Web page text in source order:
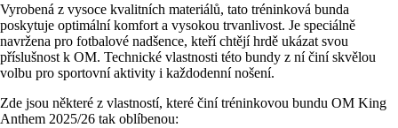
Vyrobená z vysoce kvalitních materiálů, tato tréninková bunda
poskytuje optimální komfort a vysokou trvanlivost. Je speciálně
navržena pro fotbalové nadšence, kteří chtějí hrdě ukázat svou
příslušnost k OM. Technické vlastnosti této bundy z ní činí skvělou
volbu pro sportovní aktivity i každodenní nošení.
Zde jsou některé z vlastností, které činí tréninkovou bundu OM King
Anthem 2025/26 tak oblíbenou: